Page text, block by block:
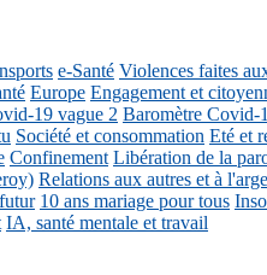
e-Santé Violences faites
Europe Engagement et
19 vague 2 Baromètre Covid-
Société et consommation Eté et
Confinement Libération de la
Relations aux autres et à
10 ans mariage pour tous
IA, santé mentale et travail